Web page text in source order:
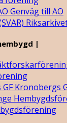
Genväg till AO
|
Kronobergs